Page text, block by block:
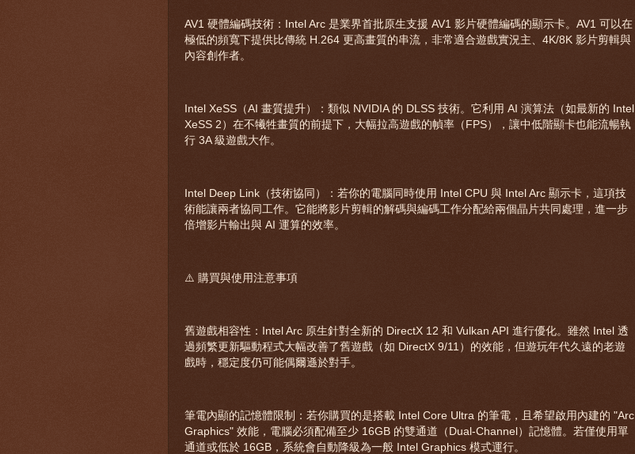
AV1 硬體編碼技術：Intel Arc 是業界首批原生支援 AV1 影片硬體編碼的顯示卡。AV1 可以在
極低的頻寬下提供比傳統 H.264 更高畫質的串流，非常適合遊戲實況主、4K/8K 影片剪輯與
內容創作者。
Intel XeSS（AI 畫質提升）：類似 NVIDIA 的 DLSS 技術。它利用 AI 演算法（如最新的 Intel
XeSS 2）在不犧牲畫質的前提下，大幅拉高遊戲的幀率（FPS），讓中低階顯卡也能流暢執
行 3A 級遊戲大作。
Intel Deep Link（技術協同）：若你的電腦同時使用 Intel CPU 與 Intel Arc 顯示卡，這項技
術能讓兩者協同工作。它能將影片剪輯的解碼與編碼工作分配給兩個晶片共同處理，進一步
倍增影片輸出與 AI 運算的效率。
⚠️ 購買與使用注意事項
舊遊戲相容性：Intel Arc 原生針對全新的 DirectX 12 和 Vulkan API 進行優化。雖然 Intel 透
過頻繁更新驅動程式大幅改善了舊遊戲（如 DirectX 9/11）的效能，但遊玩年代久遠的老遊
戲時，穩定度仍可能偶爾遜於對手。
筆電內顯的記憶體限制：若你購買的是搭載 Intel Core Ultra 的筆電，且希望啟用內建的 "Arc
Graphics" 效能，電腦必須配備至少 16GB 的雙通道（Dual-Channel）記憶體。若僅使用單
通道或低於 16GB，系統會自動降級為一般 Intel Graphics 模式運行。